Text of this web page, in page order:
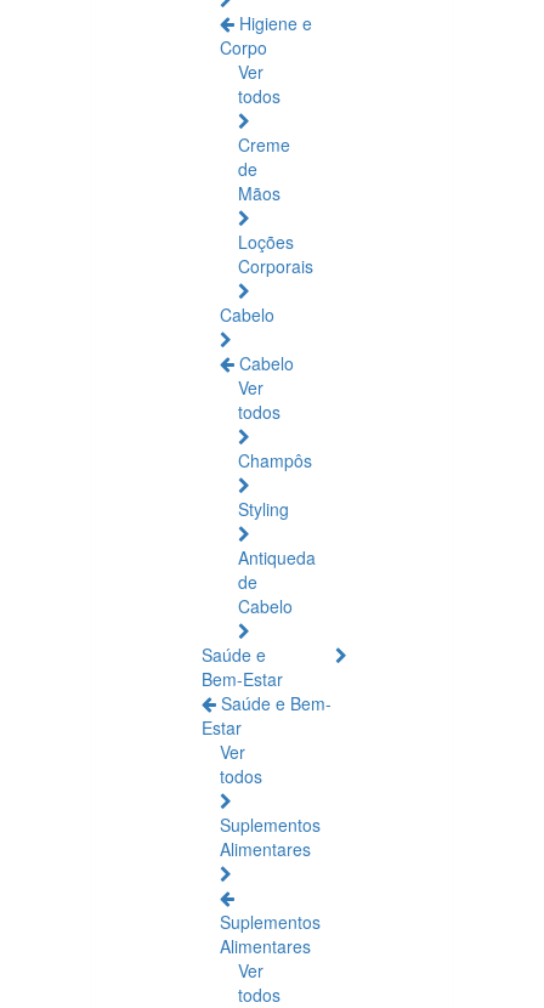
Higiene e
Corpo
Ver
todos
Creme
de
Mãos
Loções
Corporais
Cabelo
Cabelo
Ver
todos
Champôs
Styling
Antiqueda
de
Cabelo
Saúde e
Bem-Estar
Saúde e Bem-
Estar
Ver
todos
Suplementos
Alimentares
Suplementos
Alimentares
Ver
todos